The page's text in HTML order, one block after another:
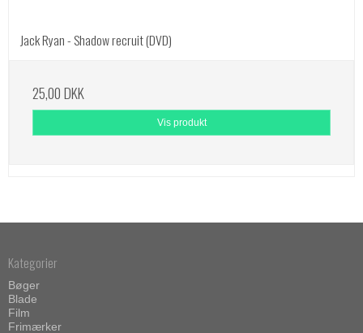
Jack Ryan - Shadow recruit (DVD)
25,00 DKK
Vis produkt
Kategorier
Bøger
Blade
Film
Frimærker